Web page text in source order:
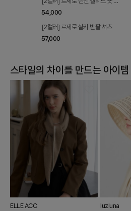
츠
54,000
[2컬러] 르제로 실키 반팔 셔츠
57,000
스타일의 차이를 만드는 아이템
ELLE ACC luzluna